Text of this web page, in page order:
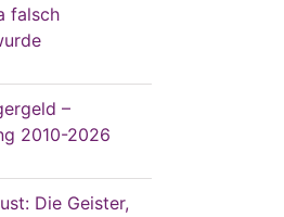
falsch
–
2010-2026
Die Geister,